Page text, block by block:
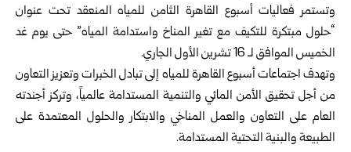
وتستمر فعاليات أسبوع القاهرة الثامن للمياه المنعقد تحت عنوان
“حلول مبتكرة للتكيف مع تغير المناخ واستدامة المياه” حتى يوم غد
الخميس الموافق لـ 16 تشرين الأول الجاري.
وتهدف اجتماعات أسبوع القاهرة للمياه إلى تبادل الخبرات وتعزيز التعاون
من أجل تحقيق الأمن المائي والتنمية المستدامة عالمياً، وتركز أجندته
العام على التعاون والعمل المناخي والابتكار والحلول المعتمدة على
الطبيعة والبنية التحتية المستدامة.